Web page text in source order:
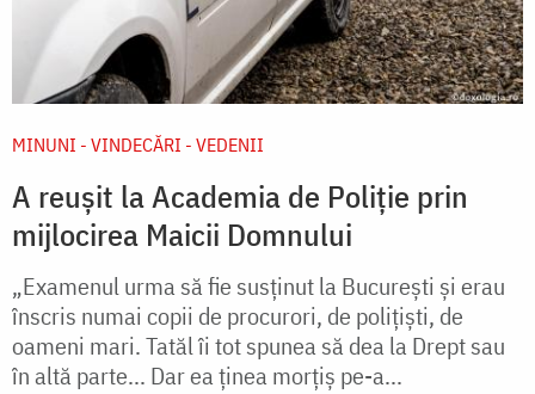
MINUNI - VINDECĂRI - VEDENII
A reușit la Academia de Poliție prin
mijlocirea Maicii Domnului
„Examenul urma să fie susținut la București și erau
înscris numai copii de procurori, de polițiști, de
oameni mari. Tatăl îi tot spunea să dea la Drept sau
în altă parte... Dar ea ținea morțiș pe-a...